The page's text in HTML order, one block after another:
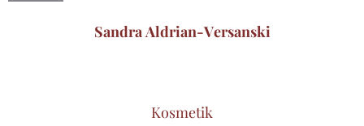
Sandra Aldrian-Versanski
Kosmetik